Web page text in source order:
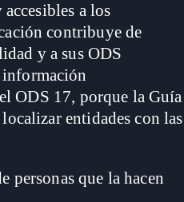
a los
contribuye de
y a sus ODS
información
ODS 17, porque la Guía
entidades con las
personas que la hacen